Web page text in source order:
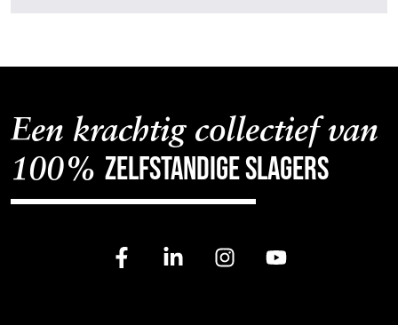
Een krachtig collectief van
100% zelfstandige slagers